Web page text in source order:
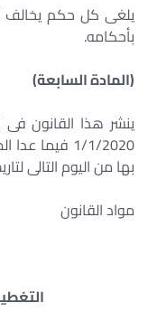
يلغى كل حكم يخالف
بأحكامه.
(المادة السابعة)
ينشر هذا القانون فى
بها من اليوم التالى
مواد القانون